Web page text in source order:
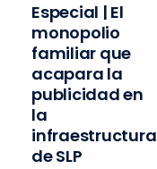
Especial | El
monopolio
familiar que
acapara la
publicidad en
la
infraestructura
de SLP